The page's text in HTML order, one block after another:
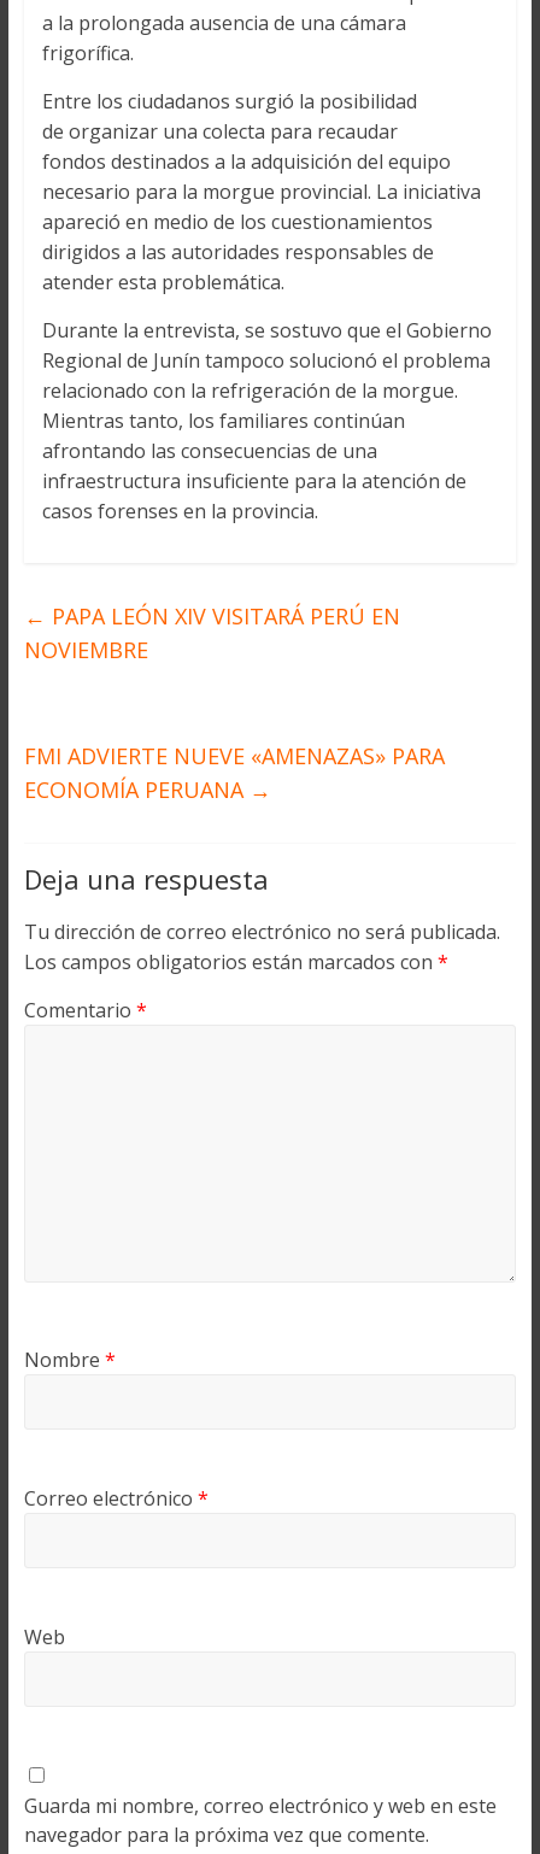
a la prolongada ausencia de una cámara
frigorífica.
Entre los ciudadanos surgió la posibilidad
de organizar una colecta para recaudar
fondos destinados a la adquisición del equipo
necesario para la morgue provincial. La iniciativa
apareció en medio de los cuestionamientos
dirigidos a las autoridades responsables de
atender esta problemática.
Durante la entrevista, se sostuvo que el Gobierno
Regional de Junín tampoco solucionó el problema
relacionado con la refrigeración de la morgue.
Mientras tanto, los familiares continúan
afrontando las consecuencias de una
infraestructura insuficiente para la atención de
casos forenses en la provincia.
← PAPA LEÓN XIV VISITARÁ PERÚ EN
NOVIEMBRE
FMI ADVIERTE NUEVE «AMENAZAS» PARA
ECONOMÍA PERUANA →
Deja una respuesta
Tu dirección de correo electrónico no será publicada.
Los campos obligatorios están marcados con *
Comentario *
Nombre *
Correo electrónico *
Web
Guarda mi nombre, correo electrónico y web en este
navegador para la próxima vez que comente.